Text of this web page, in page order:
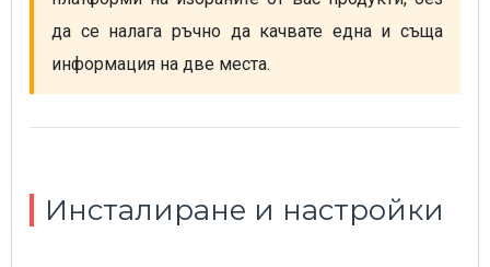
да се налага ръчно да качвате една и съща
информация на две места.
Инсталиране и настройки